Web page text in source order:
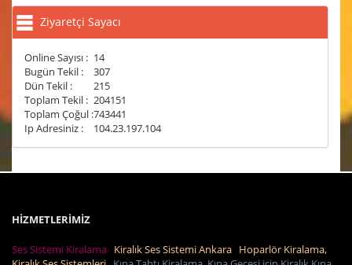
Ziyaretçi Sayacı
Online Sayısı : 14
Bugün Tekil :
307
Dün Tekil :
215
Toplam Tekil : 204151
Toplam Çoğul :743441
Ip Adresiniz :
104.23.197.104
HİZMETLERİMİZ
Ses Sistemi Kiralama Kiralık Ses Sistemi Ankara Hoparlör Kiralama,